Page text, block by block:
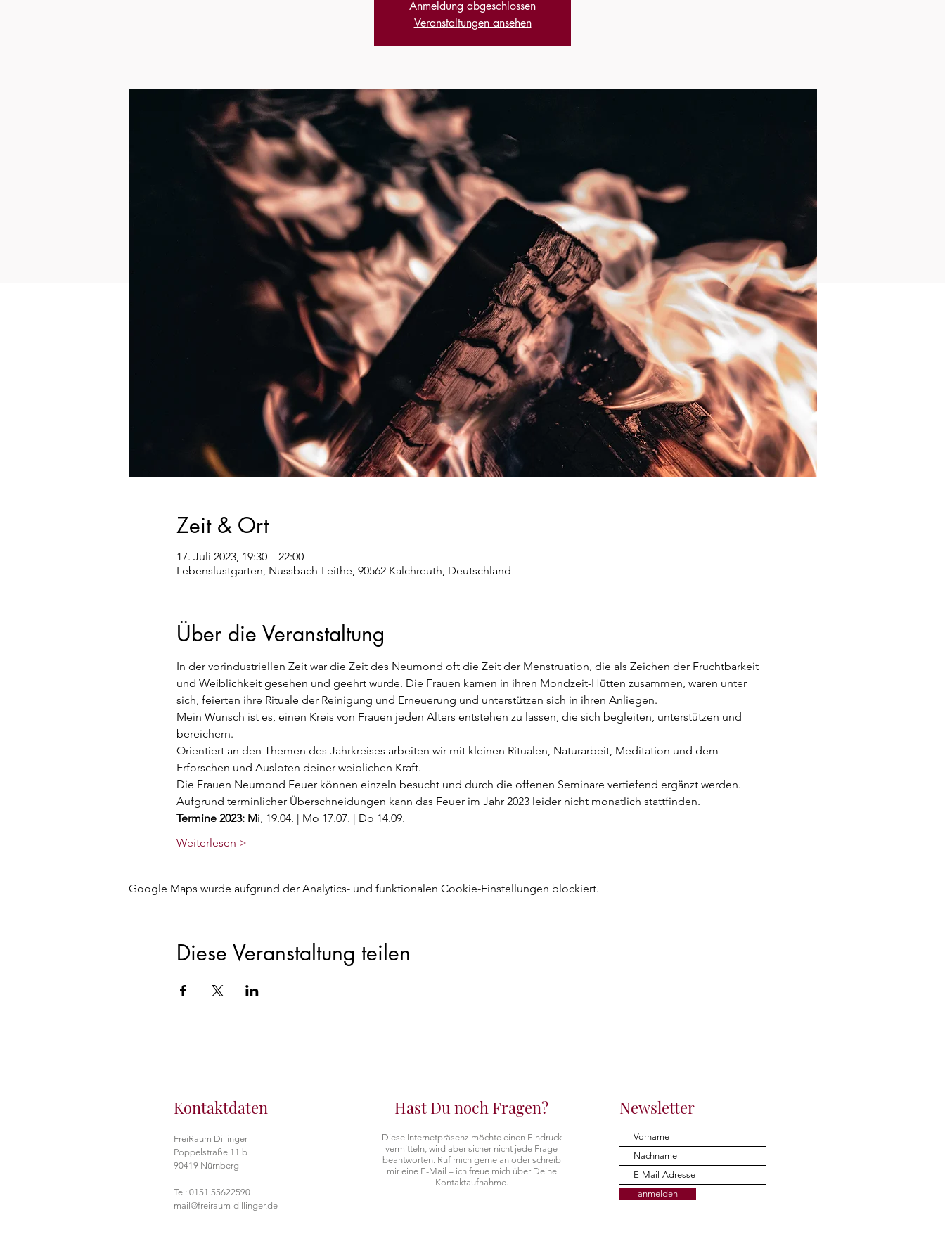
Anmeldung abgeschlossen
Veranstaltungen ansehen
Zeit & Ort
17. Juli 2023, 19:30 – 22:00
Lebenslustgarten, Nussbach-Leithe, 90562 Kalchreuth, Deutschland
Über die Veranstaltung
In der vorindustriellen Zeit war die Zeit des Neumond oft die Zeit der Menstruation, die als Zeichen der Fruchtbarkeit
und Weiblichkeit gesehen und geehrt wurde. Die Frauen kamen in ihren Mondzeit-Hütten zusammen, waren unter
sich, feierten ihre Rituale der Reinigung und Erneuerung und unterstützen sich in ihren Anliegen.
Mein Wunsch ist es, einen Kreis von Frauen jeden Alters entstehen zu lassen, die sich begleiten, unterstützen und
bereichern.
Orientiert an den Themen des Jahrkreises arbeiten wir mit kleinen Ritualen, Naturarbeit, Meditation und dem
Erforschen und Ausloten deiner weiblichen Kraft.
Die Frauen Neumond Feuer können einzeln besucht und durch die offenen Seminare vertiefend ergänzt werden.
Aufgrund terminlicher Überschneidungen kann das Feuer im Jahr 2023 leider nicht monatlich stattfinden.
Termine 2023: Mi, 19.04. | Mo 17.07. | Do 14.09.
Weiterlesen >
Google Maps wurde aufgrund der Analytics- und funktionalen Cookie-Einstellungen blockiert.
Diese Veranstaltung teilen
Kontaktdaten
FreiRaum Dillinger
Poppelstraße 11 b
90419 Nürnberg
Tel: 0151 55622590
mail@freiraum-dillinger.de
Hast Du noch Fragen?
Diese Internetpräsenz möchte einen Eindruck
vermitteln, wird aber sicher nicht jede Frage
beantworten.Ruf mich gerne an oder schreib
mir eine E-Mail – ich freue mich über Deine
Kontaktaufnahme.
Newsletter
anmelden